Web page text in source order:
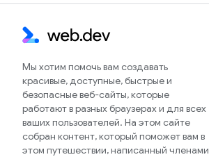
Мы хотим помочь вам создавать
красивые, доступные, быстрые и
безопасные веб-сайты, которые
работают в разных браузерах и для всех
ваших пользователей. На этом сайте
собран контент, который поможет вам в
этом путешествии, написанный членами